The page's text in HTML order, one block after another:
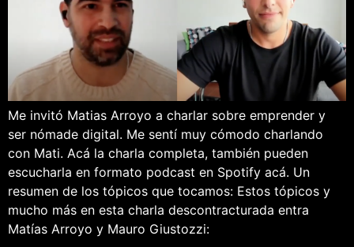
Me invitó Matias Arroyo a charlar sobre emprender y
ser nómade digital. Me sentí muy cómodo charlando
con Mati. Acá la charla completa, también pueden
escucharla en formato podcast en Spotify acá. Un
resumen de los tópicos que tocamos: Estos tópicos y
mucho más en esta charla descontracturada entra
Matías Arroyo y Mauro Giustozzi: